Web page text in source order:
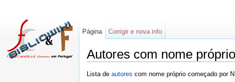
Autores com nome
Lista de autores com nome próprio começado por N
Página Corrigir e nova info